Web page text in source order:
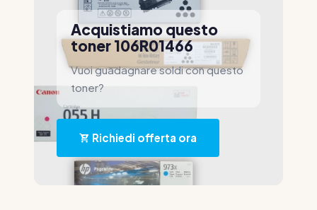
Acquistiamo questo
toner 106R01466
Vuoi guadagnare soldi con questo
toner?
Richiedi offerta ora